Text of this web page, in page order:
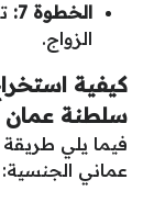
الخطوة 7:
الزواج.
كيفية
سلطنة عمان
فيما يلي
عماني الجنسية: